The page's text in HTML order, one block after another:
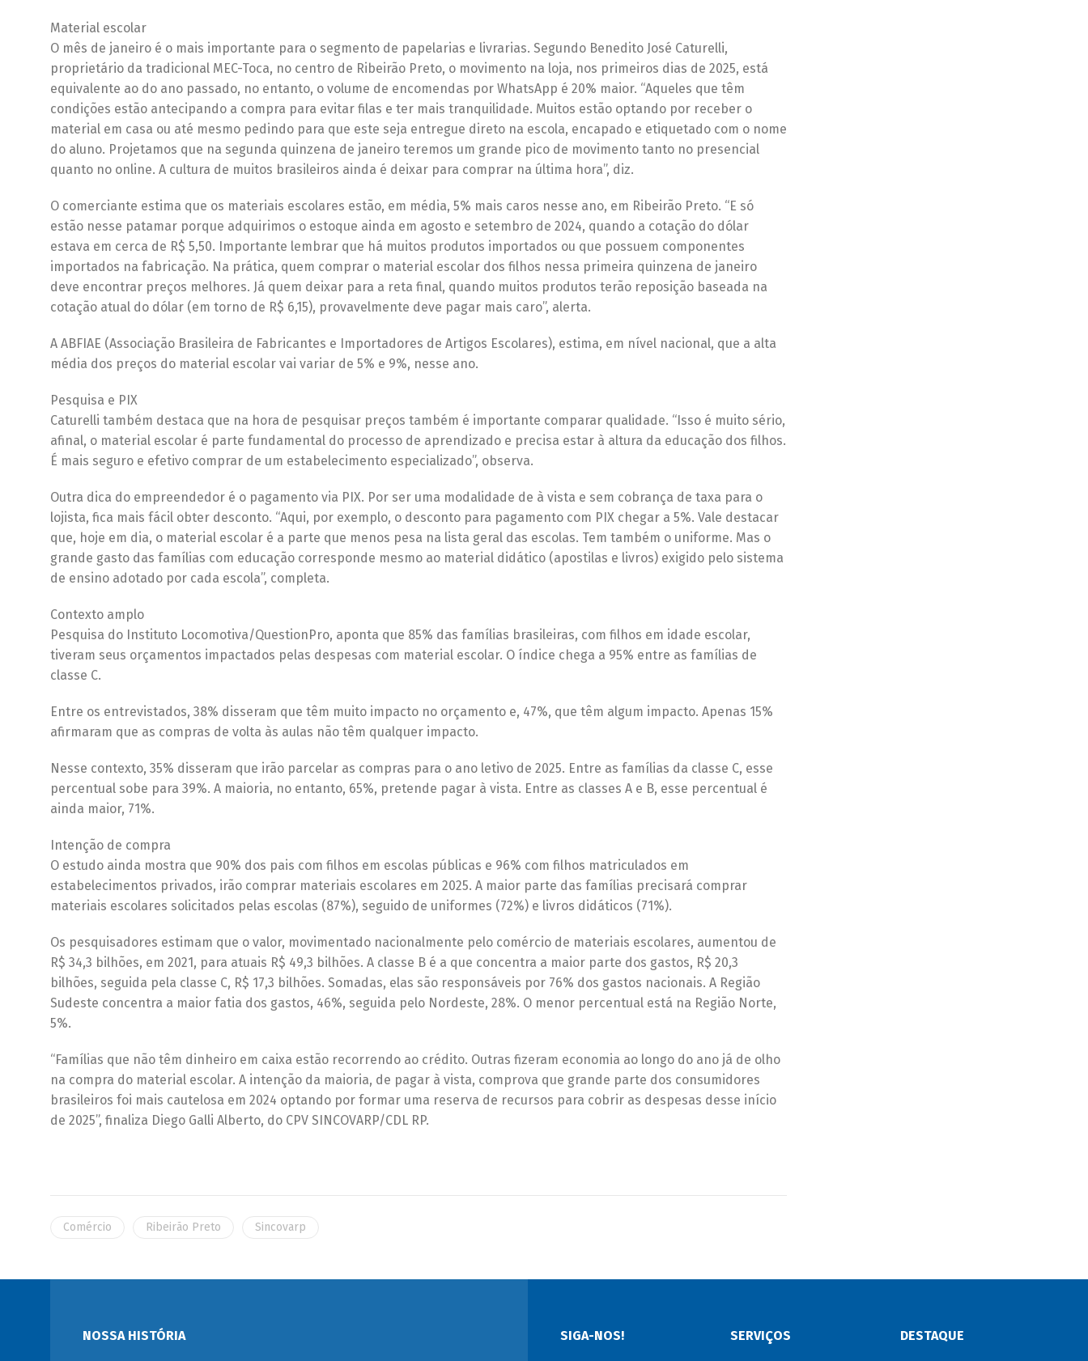
Material escolar
O mês de janeiro é o mais importante para o segmento de papelarias e livrarias. Segundo Benedito José Caturelli,
proprietário da tradicional MEC-Toca, no centro de Ribeirão Preto, o movimento na loja, nos primeiros dias de 2025, está
equivalente ao do ano passado, no entanto, o volume de encomendas por WhatsApp é 20% maior. “Aqueles que têm
condições estão antecipando a compra para evitar filas e ter mais tranquilidade. Muitos estão optando por receber o
material em casa ou até mesmo pedindo para que este seja entregue direto na escola, encapado e etiquetado com o nome
do aluno. Projetamos que na segunda quinzena de janeiro teremos um grande pico de movimento tanto no presencial
quanto no online. A cultura de muitos brasileiros ainda é deixar para comprar na última hora”, diz.
O comerciante estima que os materiais escolares estão, em média, 5% mais caros nesse ano, em Ribeirão Preto. “E só
estão nesse patamar porque adquirimos o estoque ainda em agosto e setembro de 2024, quando a cotação do dólar
estava em cerca de R$ 5,50. Importante lembrar que há muitos produtos importados ou que possuem componentes
importados na fabricação. Na prática, quem comprar o material escolar dos filhos nessa primeira quinzena de janeiro
deve encontrar preços melhores. Já quem deixar para a reta final, quando muitos produtos terão reposição baseada na
cotação atual do dólar (em torno de R$ 6,15), provavelmente deve pagar mais caro”, alerta.
A ABFIAE (Associação Brasileira de Fabricantes e Importadores de Artigos Escolares), estima, em nível nacional, que a alta
média dos preços do material escolar vai variar de 5% e 9%, nesse ano.
Pesquisa e PIX
Caturelli também destaca que na hora de pesquisar preços também é importante comparar qualidade. “Isso é muito sério,
afinal, o material escolar é parte fundamental do processo de aprendizado e precisa estar à altura da educação dos filhos.
É mais seguro e efetivo comprar de um estabelecimento especializado”, observa.
Outra dica do empreendedor é o pagamento via PIX. Por ser uma modalidade de à vista e sem cobrança de taxa para o
lojista, fica mais fácil obter desconto. “Aqui, por exemplo, o desconto para pagamento com PIX chegar a 5%. Vale destacar
que, hoje em dia, o material escolar é a parte que menos pesa na lista geral das escolas. Tem também o uniforme. Mas o
grande gasto das famílias com educação corresponde mesmo ao material didático (apostilas e livros) exigido pelo sistema
de ensino adotado por cada escola”, completa.
Contexto amplo
Pesquisa do Instituto Locomotiva/QuestionPro, aponta que 85% das famílias brasileiras, com filhos em idade escolar,
tiveram seus orçamentos impactados pelas despesas com material escolar. O índice chega a 95% entre as famílias de
classe C.
Entre os entrevistados, 38% disseram que têm muito impacto no orçamento e, 47%, que têm algum impacto. Apenas 15%
afirmaram que as compras de volta às aulas não têm qualquer impacto.
Nesse contexto, 35% disseram que irão parcelar as compras para o ano letivo de 2025. Entre as famílias da classe C, esse
percentual sobe para 39%. A maioria, no entanto, 65%, pretende pagar à vista. Entre as classes A e B, esse percentual é
ainda maior, 71%.
Intenção de compra
O estudo ainda mostra que 90% dos pais com filhos em escolas públicas e 96% com filhos matriculados em
estabelecimentos privados, irão comprar materiais escolares em 2025. A maior parte das famílias precisará comprar
materiais escolares solicitados pelas escolas (87%), seguido de uniformes (72%) e livros didáticos (71%).
Os pesquisadores estimam que o valor, movimentado nacionalmente pelo comércio de materiais escolares, aumentou de
R$ 34,3 bilhões, em 2021, para atuais R$ 49,3 bilhões. A classe B é a que concentra a maior parte dos gastos, R$ 20,3
bilhões, seguida pela classe C, R$ 17,3 bilhões. Somadas, elas são responsáveis por 76% dos gastos nacionais. A Região
Sudeste concentra a maior fatia dos gastos, 46%, seguida pelo Nordeste, 28%. O menor percentual está na Região Norte,
5%.
“Famílias que não têm dinheiro em caixa estão recorrendo ao crédito. Outras fizeram economia ao longo do ano já de olho
na compra do material escolar. A intenção da maioria, de pagar à vista, comprova que grande parte dos consumidores
brasileiros foi mais cautelosa em 2024 optando por formar uma reserva de recursos para cobrir as despesas desse início
de 2025”, finaliza Diego Galli Alberto, do CPV SINCOVARP/CDL RP.
Comércio Ribeirão Preto Sincovarp
NOSSA HISTÓRIA SIGA-NOS! SERVIÇOS DESTAQUE